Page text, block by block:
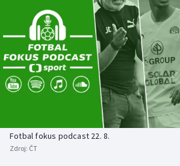
Americký fotbal
Baseball a softbal
Basketbal
Boby a skeleton
NEPŘEHLÉDNĚTE
Soutěže
Historické návraty
AZ kvíz
Fotbal fokus podcast 22. 8.
Zdroj: ČT